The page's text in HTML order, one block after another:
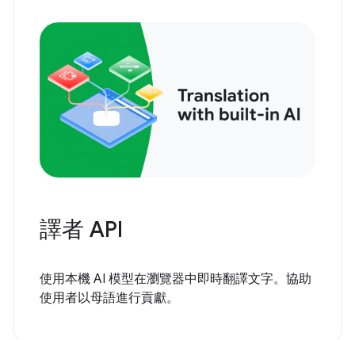
譯者 API
使用本機 AI 模型在瀏覽器中即時翻譯文字。協助
使用者以母語進行貢獻。